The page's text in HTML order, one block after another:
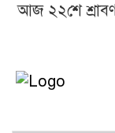
আজ ২২শে